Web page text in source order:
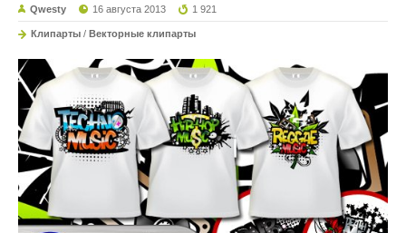
Qwesty 16 августа 2013 1 921
Клипарты / Векторные клипарты